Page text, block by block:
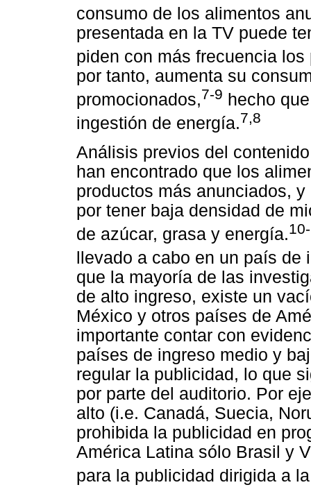
consumo de los alimentos
presentada en la TV puede
piden con más frecuencia
por tanto, aumenta su
promocionados,7-9 hecho
ingestión de energía.7,8
Análisis previos del
han encontrado que los
productos más anunciados,
por tener baja densidad de
de azúcar, grasa y energía.
llevado a cabo en un país
que la mayoría de las
de alto ingreso, existe un
México y otros países de
importante contar con
países de ingreso medio y
regular la publicidad, lo que
por parte del auditorio. Por
alto (i.e. Canadá, Suecia,
prohibida la publicidad en
América Latina sólo Brasil y
para la publicidad dirigida a